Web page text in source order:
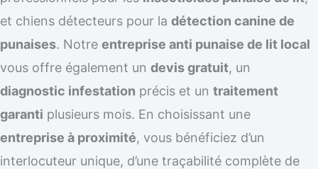
et chiens détecteurs pour la détection canine de
punaises. Notre entreprise anti punaise de lit local
vous offre également un devis gratuit, un
diagnostic infestation précis et un traitement
garanti plusieurs mois. En choisissant une
entreprise à proximité, vous bénéficiez d’un
interlocuteur unique, d’une traçabilité complète de